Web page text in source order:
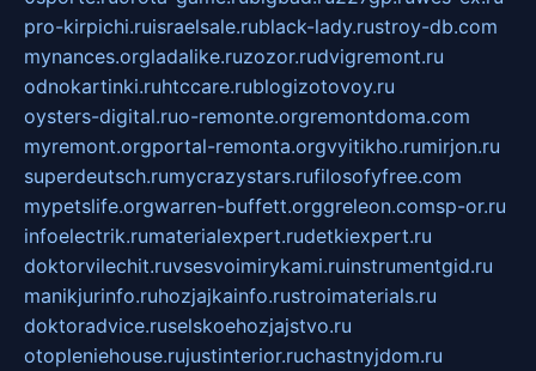
pro-kirpichi.ruisraelsale.rublack-lady.rustroy-db.com
mynances.orgladalike.ruzozor.rudvigremont.ru
odnokartinki.ruhtccare.rublogizotovoy.ru
oysters-digital.ruo-remonte.orgremontdoma.com
myremont.orgportal-remonta.orgvyitikho.rumirjon.ru
superdeutsch.rumycrazystars.rufilosofyfree.com
mypetslife.orgwarren-buffett.orggreleon.comsp-or.ru
infoelectrik.rumaterialexpert.rudetkiexpert.ru
doktorvilechit.ruvsesvoimirykami.ruinstrumentgid.ru
manikjurinfo.ruhozjajkainfo.rustroimaterials.ru
doktoradvice.ruselskoehozjajstvo.ru
otopleniehouse.rujustinterior.ruchastnyjdom.ru